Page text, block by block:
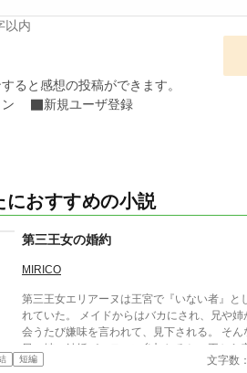
以内
ると感想の投稿ができます。
新規ユーザ登録
におすすめの小説
第三王女の婚約
MIRICO
第三王女エリアーヌは王宮で『いない者』と
れていた。 メイドからはバカにされ、兄や姉
会うたび嫌味を言われて、見下される。 そん
日、姉の結婚パーティに参加しろと、王から
された。 姉のお古のドレスと靴でのパーティ
短編 文字数